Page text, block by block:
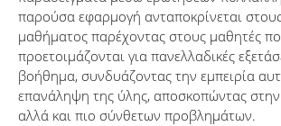
παρούσα εφαρμογή ανταποκρίνεται
μαθήματος παρέχοντας στους μαθητές
προετοιμάζονται για πανελλαδικές
βοήθημα, συνδυάζοντας την εμπειρία
επανάληψη της ύλης, αποσκοπώντας
αλλά και πιο σύνθετων προβλημάτων.